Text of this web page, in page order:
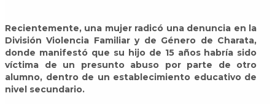
Recientemente, una mujer radicó una denuncia en la
División Violencia Familiar y de Género de Charata,
donde manifestó que su hijo de 15 años habría sido
víctima de un presunto abuso por parte de otro
alumno, dentro de un establecimiento educativo de
nivel secundario.